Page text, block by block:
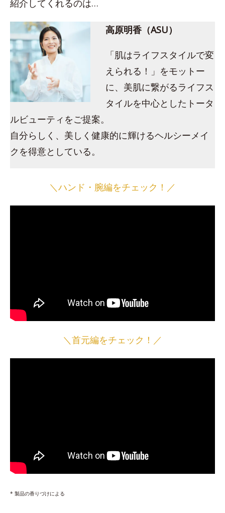
紹介してくれるのは…
高原明香（ASU）
「肌はライフスタイルで変
えられる！」をモットー
に、美肌に繋がるライフス
タイルを中心としたトータ
ルビューティをご提案。
自分らしく、美しく健康的に輝けるヘルシーメイ
クを得意としている。
＼ハンド・腕編をチェック！／
＼首元編をチェック！／
* 製品の香りづけによる